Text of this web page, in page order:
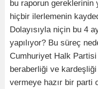
bu raporun gereklerinin
hiçbir ilerlemenin
Dolayısıyla niçin bu 4
yapılıyor? Bu süreç
Cumhuriyet Halk
beraberliği ve kardeşliği
vermeye hazır bir parti